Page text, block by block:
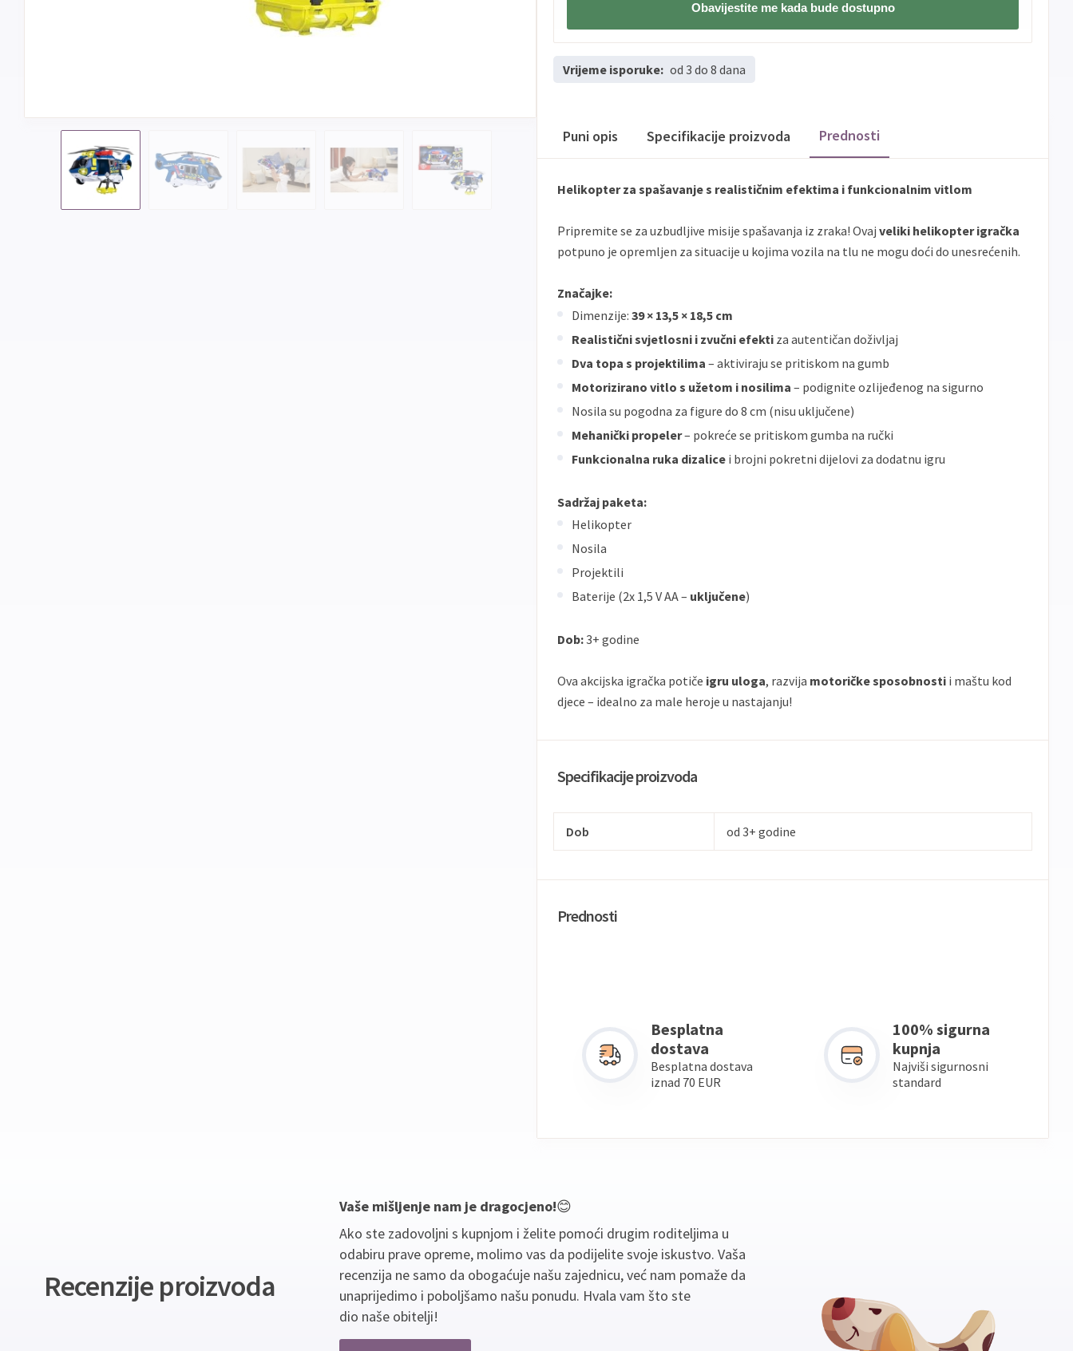
Obavijestite me kada bude dostupno
Vrijeme isporuke: od 3 do 8 dana
Puni opis Specifikacije proizvoda Prednosti
Helikopter za spašavanje s realističnim efektima i funkcionalnim vitlom
Pripremite se za uzbudljive misije spašavanja iz zraka! Ovaj veliki helikopter igračka
potpuno je opremljen za situacije u kojima vozila na tlu ne mogu doći do unesrećenih.
Značajke:
Dimenzije: 39 × 13,5 × 18,5 cm
Realistični svjetlosni i zvučni efekti za autentičan doživljaj
Dva topa s projektilima – aktiviraju se pritiskom na gumb
Motorizirano vitlo s užetom i nosilima – podignite ozlijeđenog na sigurno
Nosila su pogodna za figure do 8 cm (nisu uključene)
Mehanički propeler– pokreće se pritiskom gumba na ručki
Funkcionalna ruka dizalice i brojni pokretni dijelovi za dodatnu igru
Sadržaj paketa:
Helikopter
Nosila
Projektili
Baterije (2x 1,5 V AA – uključene)
Dob:3+ godine
Ova akcijska igračka potiče igru uloga, razvija motoričke sposobnosti i maštu kod
djece – idealno za male heroje u nastajanju!
Specifikacije proizvoda
Dob od 3+ godine
Prednosti
Besplatna
dostava
Besplatna dostava
iznad 70 EUR
100% sigurna
kupnja
Najviši sigurnosni
standard
Recenzije proizvoda
Vaše mišljenje nam je dragocjeno!😊
Ako ste zadovoljni s kupnjom i želite pomoći drugim roditeljima u
odabiru prave opreme, molimo vas da podijelite svoje iskustvo. Vaša
recenzija ne samo da obogaćuje našu zajednicu, već nam pomaže da
unaprijedimo i poboljšamo našu ponudu. Hvala vam što ste
dio naše obitelji!